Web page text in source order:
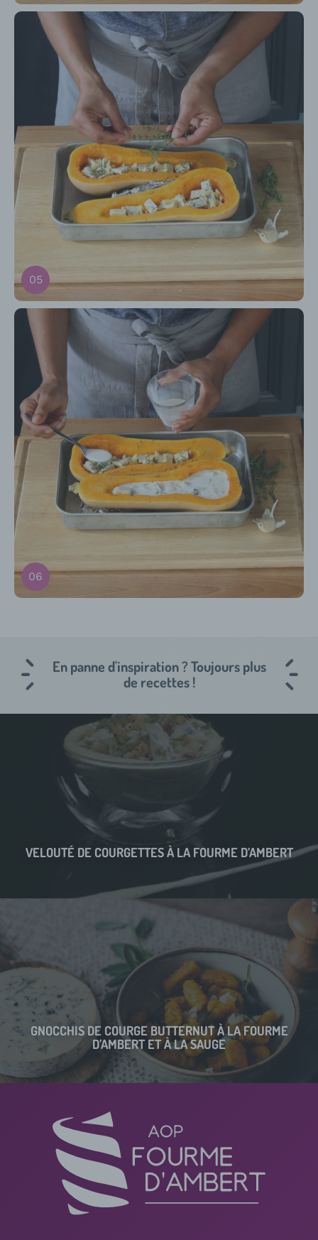
En panne d'inspiration ? Toujours plus
de recettes !
VELOUTÉ DE COURGETTES À LA FOURME D’AMBERT
GNOCCHIS DE COURGE BUTTERNUT À LA FOURME
D’AMBERT ET À LA SAUGE